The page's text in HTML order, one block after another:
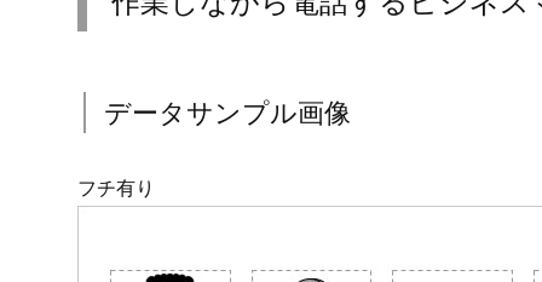
1.作業しながら電話するビジネスマンのイラスト
1.3.使用例
3.PNG透明形式画像版ダウンロード